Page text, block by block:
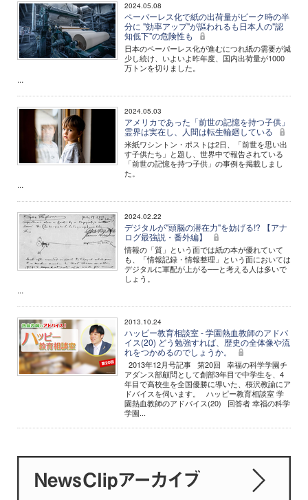
2024.05.08
ペーパーレス化で紙の出荷量がピーク時の半
分に "効率アップ"が謳われるも日本人の"認
知低下"の危険性も
日本のペーパーレス化が進むにつれ紙の需要が減
少し続け、いよいよ昨年度、国内出荷量が1000
万トンを切りました。
...
2024.05.03
アメリカであった「前世の記憶を持つ子供」
霊界は実在し、人間は転生輪廻している
米紙ワシントン・ポストは2日、「前世を思い出
す子供たち」と題し、世界中で報告されている
「前世の記憶を持つ子供」の事例を掲載しまし
た。
...
2024.02.22
デジタルが"頭脳の潜在力"を妨げる!? 【アナ
ログ最強説・番外編】
情報の「質」という面では紙の本が優れていて
も、「情報記録・情報整理」という面においては
デジタルに軍配が上がる──と考える人は多いで
しょう。
...
2013.10.24
ハッピー教育相談室 - 学園熱血教師のアドバ
イス(20) どう勉強すれば、歴史の全体像や流
れをつかめるのでしょうか。
2013年12月号記事 第20回 幸福の科学学園チ
アダンス部顧問として創部3年目で中学生を、4
年目で高校生を全国優勝に導いた、桜沢教諭にア
ドバイスを伺います。 ハッピー教育相談室 学
園熱血教師のアドバイス(20) 回答者 幸福の科学
学園...